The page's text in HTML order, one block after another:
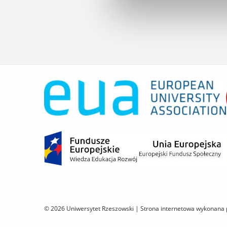
© 2026 Uniwersytet Rzeszowski | Strona internetowa wykonana